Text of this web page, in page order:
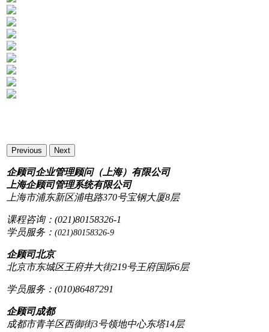
Previous Next
企顾司企业管理顾问（上海）有限公司
上海企顾司管理系统有限公司
上海市浦东新区浦电路370号宝钢大厦8层
课程咨询：(021)80158326-1
学员服务： (021)80158326-9
企顾司北京
北京市东城区王府井大街219号王府国际6层
学员服务：(010)86487291
企顾司成都
成都市青羊区西御街3号领地中心东塔14层